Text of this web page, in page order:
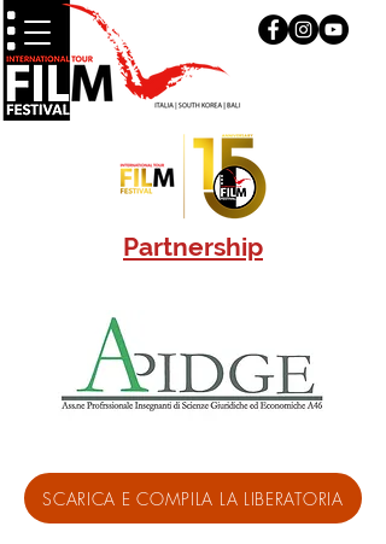
Partnership
SCARICA E COMPILA LA LIBERATORIA